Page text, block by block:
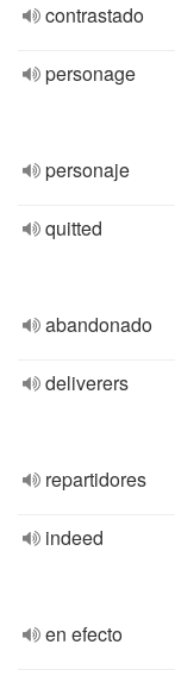
contrastado
personage
personaje
quitted
abandonado
deliverers
repartidores
indeed
en efecto